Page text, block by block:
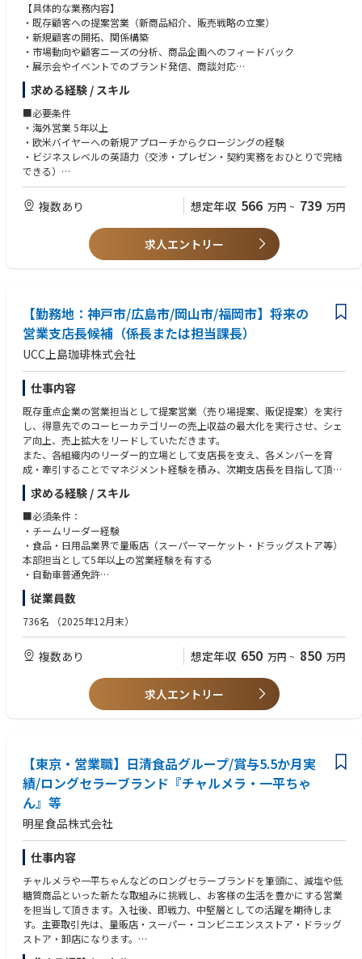
【具体的な業務内容】
・既存顧客への提案営業（新商品紹介、販売戦略の立案）
・新規顧客の開拓、関係構築
・市場動向や顧客ニーズの分析、商品企画へのフィードバック
・展示会やイベントでのブランド発信、商談対応
・欧米新規卸先の開拓責任者
・スタッフの育成と業務設計
・新規施策（展示会・PR・コラボ等）の立案と実行
・チームマネジメント
求める経験 / スキル
■必要条件
・海外営業 5年以上
・欧米バイヤーへの新規アプローチからクロージングの経験
・ビジネスレベルの英語力（交渉・プレゼン・契約実務をおひとりで完結
できる）
・マネージメント経験3年以上（3人以上のチーム）
※前職の企業規模・職種は問わない
・3か国語以上の商談ができる
・海外駐在または長期滞在経験（欧米いずれか）
複数あり 想定年収 566 万円 ~ 739 万円
求人エントリー
【勤務地：神戸市/広島市/岡山市/福岡市】将来の
営業支店長候補（係長または担当課長）
UCC上島珈琲株式会社
仕事内容
既存重点企業の営業担当として提案営業（売り場提案、販促提案）を実行
し、得意先でのコーヒーカテゴリーの売上収益の最大化を実行させ、シェ
ア向上、売上拡大をリードしていただきます。
また、各組織内のリーダー的立場として支店長を支え、各メンバーを育
成・牽引することでマネジメント経験を積み、次期支店長を目指して頂く
ことを期待しています。
■具体的には・・・
・既存大手顧客の深耕営業
・本部商談の実施
・メンバーの商談同行、フォロー 等
求める経験 / スキル
■必須条件：
・チームリーダー経験
・食品・日用品業界で量販店（スーパーマーケット・ドラッグストア等）
本部担当として5年以上の営業経験を有する
・自動車普通免許
担当課長採用の場合は上記に加えマネジメント経験やPL管理経験が必須と
なります。
従業員数
736名 （2025年12月末）
複数あり 想定年収 650 万円 ~ 850 万円
求人エントリー
【東京・営業職】日清食品グループ/賞与5.5か月実
績/ロングセラーブランド『チャルメラ・一平ちゃ
ん』等
明星食品株式会社
仕事内容
チャルメラや一平ちゃんなどのロングセラーブランドを筆頭に、減塩や低
糖質商品といった新たな取組みに挑戦し、お客様の生活を豊かにする営業
を担当して頂きます。入社後、即戦力、中堅層としての活躍を期待しま
す。主要取引先は、量販店・スーパー・コンビニエンスストア・ドラッグ
ストア・卸店になります。